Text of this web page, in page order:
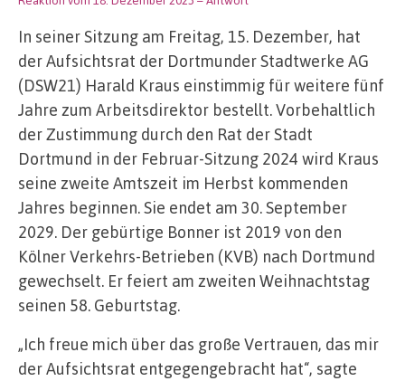
In seiner Sitzung am Freitag, 15. Dezember, hat
der Aufsichtsrat der Dortmunder Stadtwerke AG
(DSW21) Harald Kraus einstimmig für weitere fünf
Jahre zum Arbeitsdirektor bestellt. Vorbehaltlich
der Zustimmung durch den Rat der Stadt
Dortmund in der Februar-Sitzung 2024 wird Kraus
seine zweite Amtszeit im Herbst kommenden
Jahres beginnen. Sie endet am 30. September
2029. Der gebürtige Bonner ist 2019 von den
Kölner Verkehrs-Betrieben (KVB) nach Dortmund
gewechselt. Er feiert am zweiten Weihnachtstag
seinen 58. Geburtstag.
„Ich freue mich über das große Vertrauen, das mir
der Aufsichtsrat entgegengebracht hat“, sagte